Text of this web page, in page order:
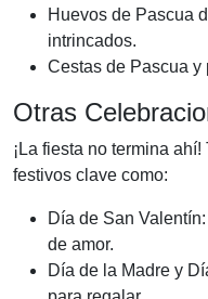
Huevos de Pascua
intrincados.
Cestas de Pascua y
Otras
¡La fiesta no termina
festivos clave como:
Día de San
de amor.
Día de la Madre y